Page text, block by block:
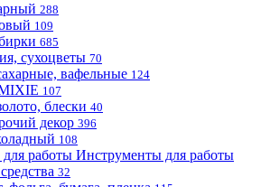
288
109
685
сухоцветы 70
вафельные 124
107
блески 40
декор 396
108
Инструменты для работы
32